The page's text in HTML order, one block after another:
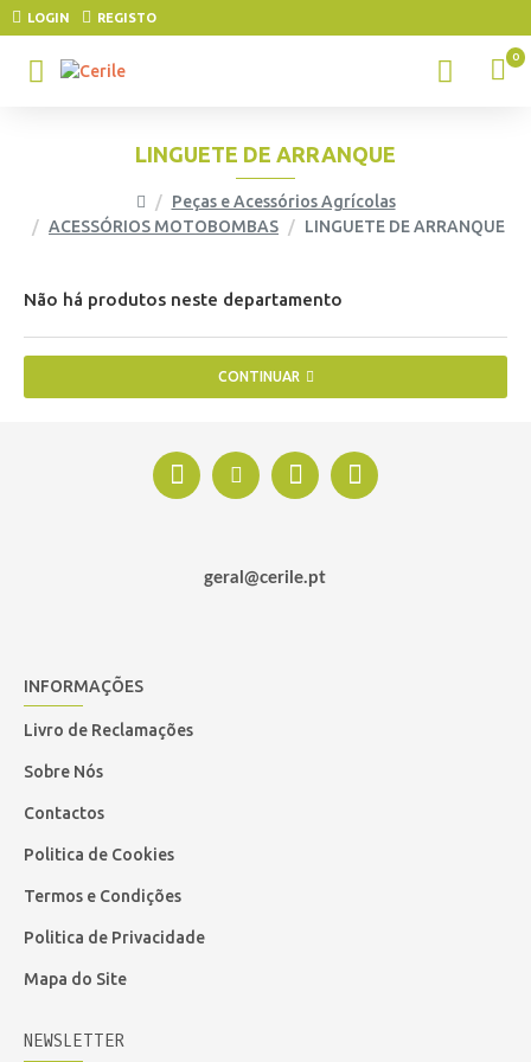
LOGIN REGISTO
0
Peças e Acessórios Agrícolas
ACESSÓRIOS MOTOBOMBAS
LINGUETE DE ARRANQUE
LINGUETE DE ARRANQUE
Não há produtos neste departamento
CONTINUAR
geral@cerile.pt
INFORMAÇÕES
Livro de Reclamações
Sobre Nós
Contactos
Politica de Cookies
Termos e Condições
Politica de Privacidade
Mapa do Site
NEWSLETTER